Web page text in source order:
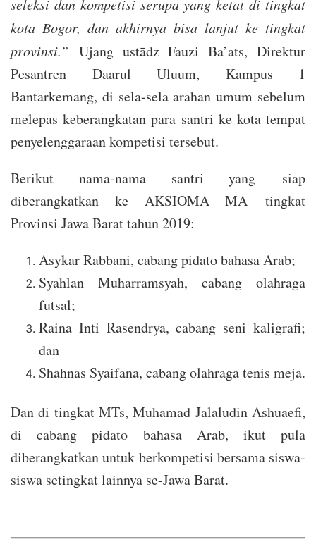
seleksi dan kompetisi serupa yang ketat di tingkat
kota Bogor, dan akhirnya bisa lanjut ke tingkat
provinsi.” Ujang ustādz Fauzi Ba’ats, Direktur
Pesantren Daarul Uluum, Kampus 1
Bantarkemang, di sela-sela arahan umum sebelum
melepas keberangkatan para santri ke kota tempat
penyelenggaraan kompetisi tersebut.
Berikut nama-nama santri yang siap
diberangkatkan ke AKSIOMA MA tingkat
Provinsi Jawa Barat tahun 2019:
Asykar Rabbani, cabang pidato bahasa Arab;
Syahlan Muharramsyah, cabang olahraga
futsal;
Raina Inti Rasendrya, cabang seni kaligrafi;
dan
Shahnas Syaifana, cabang olahraga tenis meja.
Dan di tingkat MTs, Muhamad Jalaludin Ashuaefi,
di cabang pidato bahasa Arab, ikut pula
diberangkatkan untuk berkompetisi bersama siswa-
siswa setingkat lainnya se-Jawa Barat.